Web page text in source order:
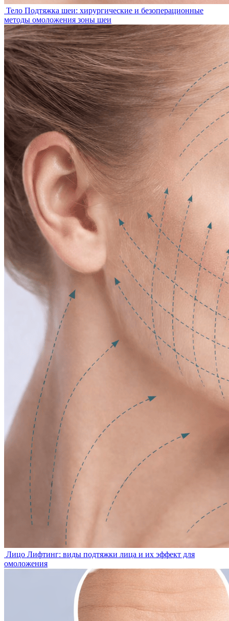
Тело Подтяжка шеи: хирургические и безоперационные
методы омоложения зоны шеи
Лицо Лифтинг: виды подтяжки лица и их эффект для
омоложения